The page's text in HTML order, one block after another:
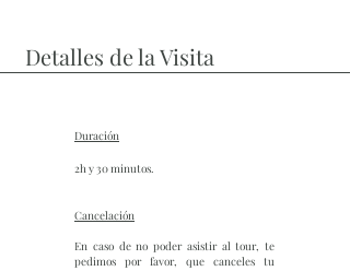
Detalles de la Visita
Duración
2h y 30 minutos.
Cancelación
En caso de no poder asistir al tour, te
pedimos por favor, que canceles tu